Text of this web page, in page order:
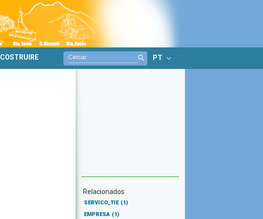
COSTRUIRE PT
Relacionados
SERVICO_TIE (1)
EMPRESA (1)